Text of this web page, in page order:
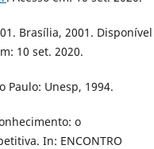
Brasília, 2001. Disponível
10 set. 2020.
Paulo: Unesp, 1994.
o
In: ENCONTRO